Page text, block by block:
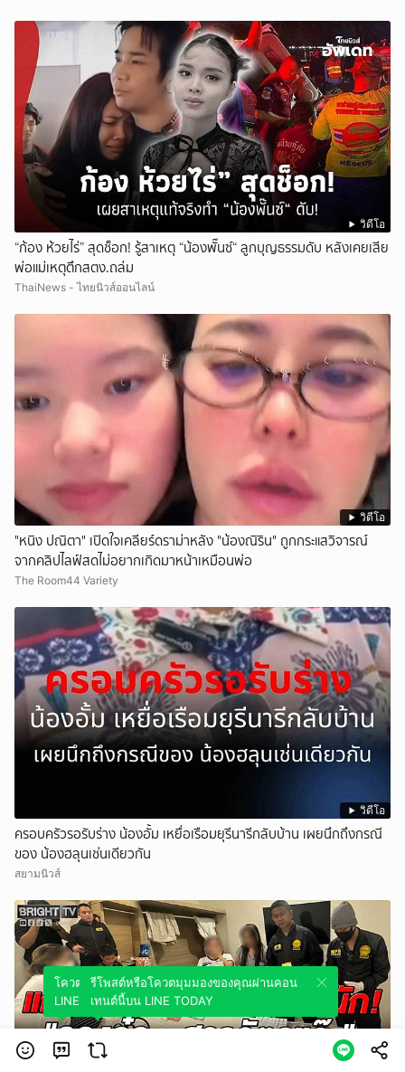
วิดีโอ
“ก้อง ห้วยไร่” สุดช็อก! รู้สาเหตุ “น้องพั๊นซ์“ ลูกบุญธรรมดับ หลังเคยเสีย
พ่อแม่เหตุตึกสตง.ถล่ม
ThaiNews - ไทยนิวส์ออนไลน์
วิดีโอ
"หนิง ปณิตา" เปิดใจเคลียร์ดราม่าหลัง "น้องณิริน" ถูกกระแสวิจารณ์
จากคลิปไลฟ์สดไม่อยากเกิดมาหน้าเหมือนพ่อ
The Room44 Variety
วิดีโอ
ครอบครัวรอรับร่าง น้องอั้ม เหยื่อเรือมยุรีนารีกลับบ้าน เผยนึกถึงกรณี
ของ น้องฮลุนเช่นเดียวกัน
สยามนิวส์
โควตมุมมองของคุณผ่านคอนเทนต์นี้บน
LINE TODAY
รีโพสต์หรือโควตมุมมองของคุณผ่านคอน
เทนต์นี้บน LINE TODAY